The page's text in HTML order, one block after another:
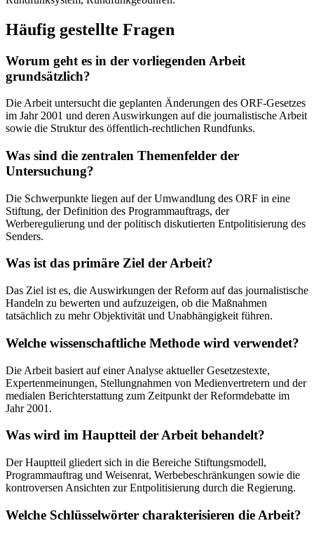
Häufig gestellte Fragen
Worum geht es in der vorliegenden Arbeit
grundsätzlich?
Die Arbeit untersucht die geplanten Änderungen des ORF-Gesetzes
im Jahr 2001 und deren Auswirkungen auf die journalistische Arbeit
sowie die Struktur des öffentlich-rechtlichen Rundfunks.
Was sind die zentralen Themenfelder der
Untersuchung?
Die Schwerpunkte liegen auf der Umwandlung des ORF in eine
Stiftung, der Definition des Programmauftrags, der
Werberegulierung und der politisch diskutierten Entpolitisierung des
Senders.
Was ist das primäre Ziel der Arbeit?
Das Ziel ist es, die Auswirkungen der Reform auf das journalistische
Handeln zu bewerten und aufzuzeigen, ob die Maßnahmen
tatsächlich zu mehr Objektivität und Unabhängigkeit führen.
Welche wissenschaftliche Methode wird verwendet?
Die Arbeit basiert auf einer Analyse aktueller Gesetzestexte,
Expertenmeinungen, Stellungnahmen von Medienvertretern und der
medialen Berichterstattung zum Zeitpunkt der Reformdebatte im
Jahr 2001.
Was wird im Hauptteil der Arbeit behandelt?
Der Hauptteil gliedert sich in die Bereiche Stiftungsmodell,
Programmauftrag und Weisenrat, Werbebeschränkungen sowie die
kontroversen Ansichten zur Entpolitisierung durch die Regierung.
Welche Schlüsselwörter charakterisieren die Arbeit?